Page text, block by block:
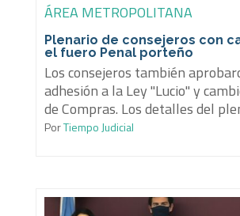
ÁREA METROPOLITANA
Plenario de consejeros con
el fuero Penal porteño
Los consejeros también
adhesión a la Ley "Lucio" y
de Compras. Los detalles del
PorTiempo Judicial